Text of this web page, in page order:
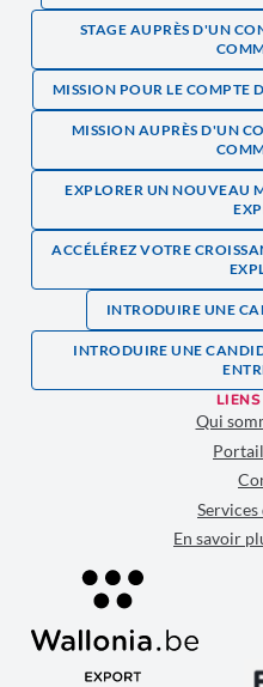
STAGE AUPRÈS D'UN
MISSION POUR LE COMPTE
MISSION AUPRÈS D'UN
EXPLORER UN NOUVEAU
ACCÉLÉREZ VOTRE
INTRODUIRE UNE
INTRODUIRE UNE
Qui
Services
En savoir